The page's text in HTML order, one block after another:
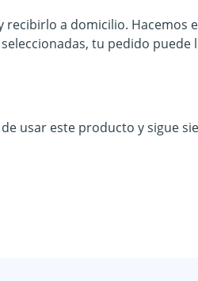
recibirlo a domicilio. Hacemos
tu pedido puede
usar este producto y sigue